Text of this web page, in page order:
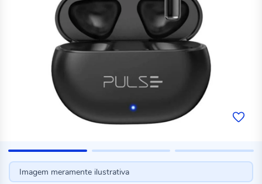
Imagem meramente ilustrativa